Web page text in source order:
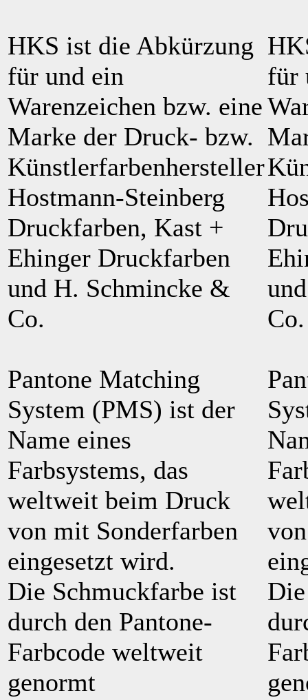
HKS ist die Abkürzung
für und ein
Warenzeichen bzw. eine
Marke der Druck- bzw.
Künstlerfarbenhersteller
Hostmann-Steinberg
Druckfarben, Kast +
Ehinger Druckfarben
und H. Schmincke &
Co.
Pantone Matching
System (PMS) ist der
Name eines
Farbsystems, das
weltweit beim Druck
von mit Sonderfarben
eingesetzt wird.
Die Schmuckfarbe ist
durch den Pantone-
Farbcode weltweit
genormt
für
Co.